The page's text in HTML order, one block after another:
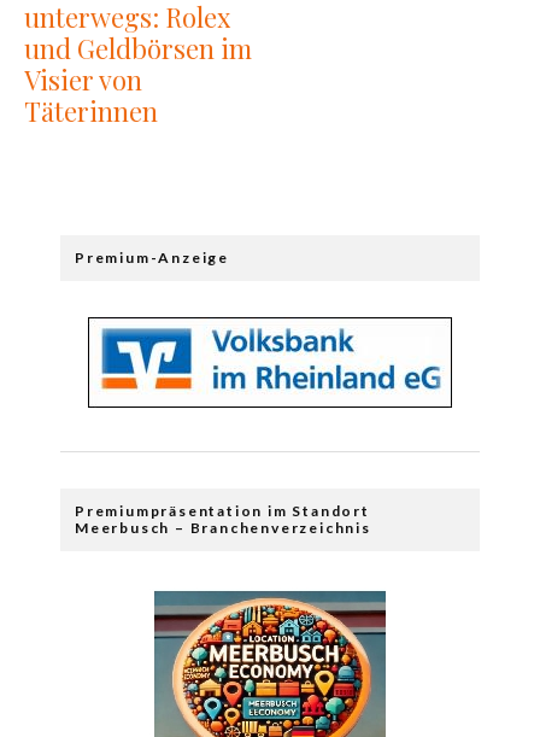
unterwegs: Rolex
und Geldbörsen im
Visier von
Täterinnen
Premium-Anzeige
Premiumpräsentation im Standort
Meerbusch – Branchenverzeichnis